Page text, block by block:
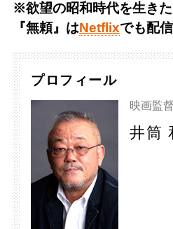
※欲望の昭和時代を生き
『無頼』はNetflixでも配信
プロフィール
映画監督
井筒